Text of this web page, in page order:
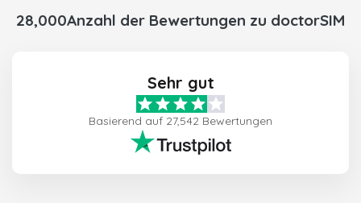
28,000Anzahl der Bewertungen zu doctorSIM
Sehr gut
Basierend auf 27,542 Bewertungen